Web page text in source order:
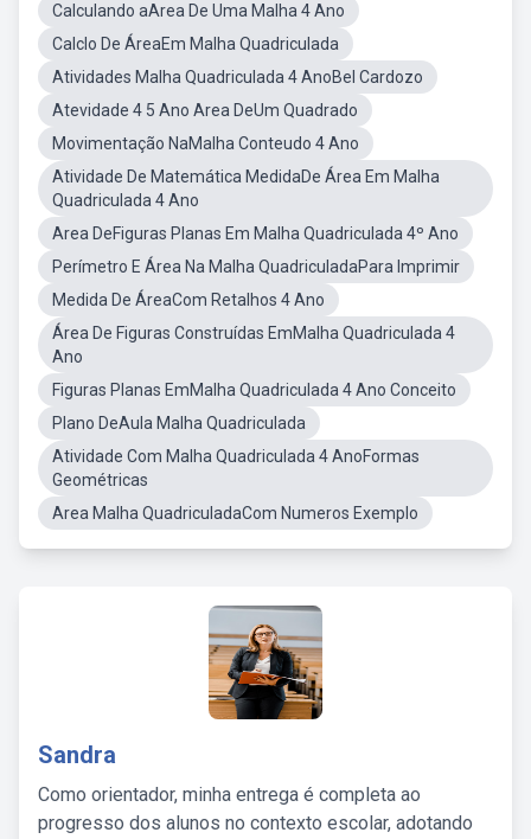
Calculando aArea De Uma Malha 4 Ano
Calclo De ÁreaEm Malha Quadriculada
Atividades Malha Quadriculada 4 AnoBel Cardozo
Atevidade 4 5 Ano Area DeUm Quadrado
Movimentação NaMalha Conteudo 4 Ano
Atividade De Matemática MedidaDe Área Em Malha
Quadriculada 4 Ano
Area DeFiguras Planas Em Malha Quadriculada 4º Ano
Perímetro E Área Na Malha QuadriculadaPara Imprimir
Medida De ÁreaCom Retalhos 4 Ano
Área De Figuras Construídas EmMalha Quadriculada 4
Ano
Figuras Planas EmMalha Quadriculada 4 Ano Conceito
Plano DeAula Malha Quadriculada
Atividade Com Malha Quadriculada 4 AnoFormas
Geométricas
Area Malha QuadriculadaCom Numeros Exemplo
Sandra
Como orientador, minha entrega é completa ao
progresso dos alunos no contexto escolar, adotando